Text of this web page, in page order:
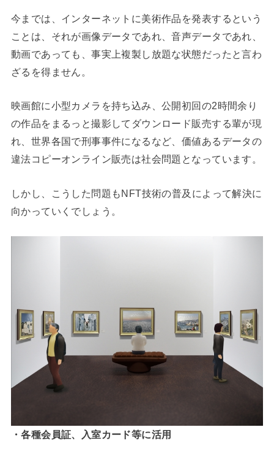
今までは、インターネットに美術作品を発表するという
ことは、それが画像データであれ、音声データであれ、
動画であっても、事実上複製し放題な状態だったと言わ
ざるを得ません。
映画館に小型カメラを持ち込み、公開初回の2時間余り
の作品をまるっと撮影してダウンロード販売する輩が現
れ、世界各国で刑事事件になるなど、価値あるデータの
違法コピーオンライン販売は社会問題となっています。
しかし、こうした問題もNFT技術の普及によって解決に
向かっていくでしょう。
・各種会員証、入室カード等に活用